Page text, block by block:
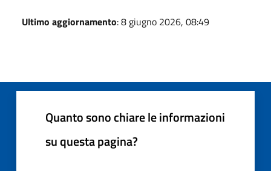
Ultimo aggiornamento: 8 giugno 2026, 08:49
Quanto sono chiare le informazioni
su questa pagina?